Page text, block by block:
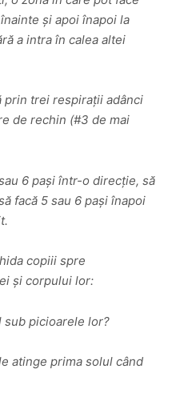
și apoi înapoi la
a intra în calea altei
prin trei respirații adânci
de rechin (#3 de mai
6 pași într-o direcție, să
facă 5 sau 6 pași înapoi
copiii spre
și corpului lor:
sub picioarele lor?
atinge prima solul când